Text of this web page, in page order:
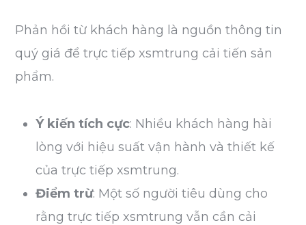
Phản hồi từ khách hàng là nguồn thông tin
quý giá để trực tiếp xsmtrung cải tiến sản
phẩm.
Ý kiến tích cực: Nhiều khách hàng hài
lòng với hiệu suất vận hành và thiết kế
của trực tiếp xsmtrung.
Điểm trừ: Một số người tiêu dùng cho
rằng trực tiếp xsmtrung vẫn cần cải